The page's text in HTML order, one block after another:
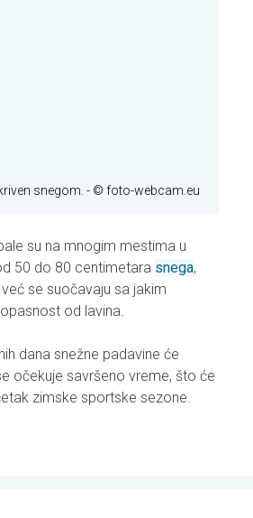
snegom. - © foto-webcam.eu
su na mnogim mestima u
50 do 80 centimetara snega,
se suočavaju sa jakim
od lavina.
dana snežne padavine će
očekuje savršeno vreme, što će
zimske sportske sezone.